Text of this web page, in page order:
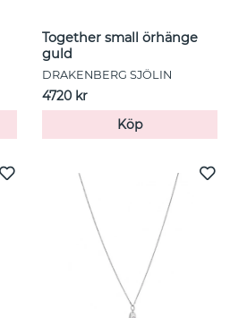
Together small örhänge
guld
DRAKENBERG SJÖLIN
4720 kr
Köp